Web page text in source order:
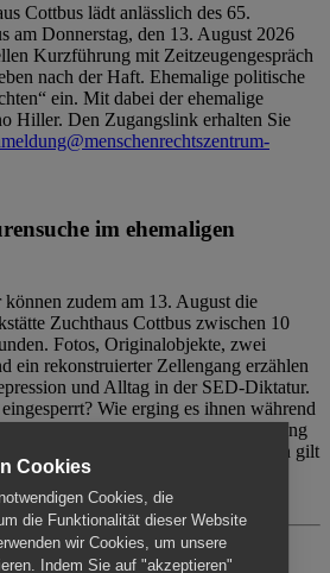
Cottbus lädt anlässlich des 65.
am Donnerstag, den 13. August 2026
Kurzführung mit Zeitzeugengespräch
nach der Haft. Ehemalige politische
ein. Mit dabei der ehemalige
Hiller. Den Zugangslink erhalten Sie
im ehemaligen
zudem am 13. August die
Zuchthaus Cottbus zwischen 10
Fotos, Originalobjekte, zwei
ein rekonstruierter Zellengang erzählen
und Alltag in der SED-Diktatur.
Wie erging es ihnen während
erfolgt individuell ohne Betreuung
Cottbus. Für Begleitpersonen gilt
5€).
Cookies
Cookies, die
die Funktionalität dieser Website
wir Cookies, um unsere
Indem Sie auf "akzeptieren"